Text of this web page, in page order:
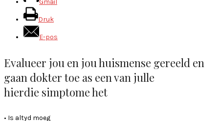
Druk
E-pos
Evalueer jou en jou huismense gereeld en
gaan dokter toe as een van julle
hierdie simptome het
• Is altyd moeg